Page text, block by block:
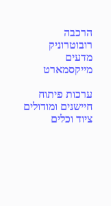
הרכבה
רובוטרוניק
מדעים
מייקסמארט
ערכות פיתוח
חיישנים ומודולים
ציוד וכלים